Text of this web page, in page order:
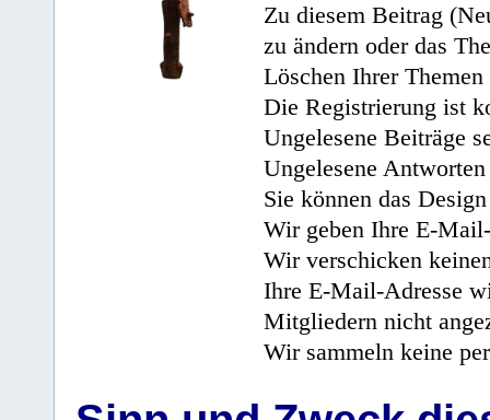
Zu diesem Beitrag
zu ändern oder das
Löschen Ihrer
Die Registrierung ist
Ungelesene Beiträge
Ungelesene
Sie können das
Wir geben Ihre E-
Wir verschicken
Ihre E-Mail-Adresse
Mitgliedern nicht
Wir sammeln keine